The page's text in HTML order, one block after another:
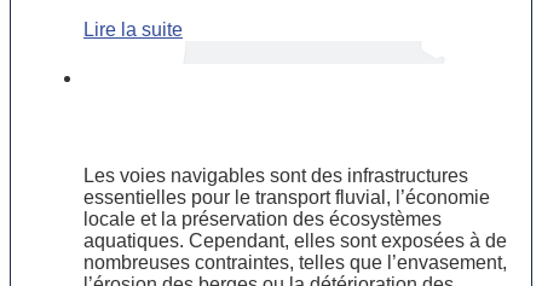
Lire la suite
Les voies navigables sont des infrastructures
essentielles pour le transport fluvial, l’économie
locale et la préservation des écosystèmes
aquatiques. Cependant, elles sont exposées à de
nombreuses contraintes, telles que l’envasement,